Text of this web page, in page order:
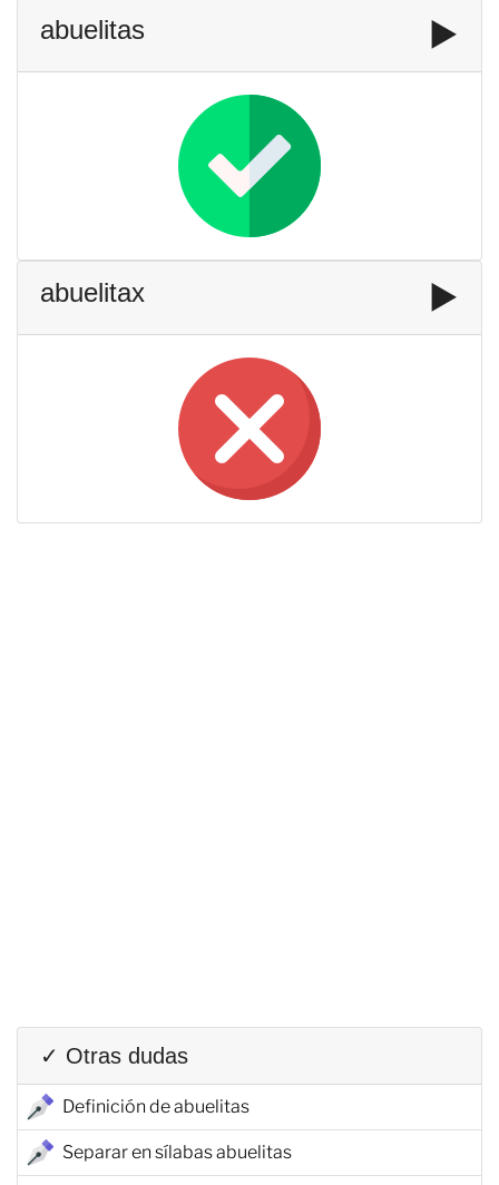
abuelitas ▶️
abuelitax ▶️
✓ Otras dudas
Definición de abuelitas
Separar en sílabas abuelitas